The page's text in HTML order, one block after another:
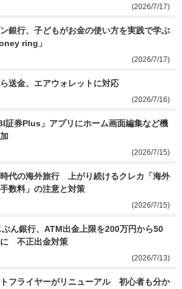
(2026/7/17)
銀行、子どもがお金の使い方を実践で学ぶ
ring」
(2026/7/17)
送金、エアウォレットに対応
(2026/7/16)
証券Plus」アプリにホーム画面編集など機
(2026/7/15)
代の海外旅行　上がり続けるクレカ「海外
数料」の注意と対策
(2026/7/15)
ん銀行、ATM出金上限を200万円から50
　不正出金対策
(2026/7/13)
フライヤーがリニューアル　初心者も分か